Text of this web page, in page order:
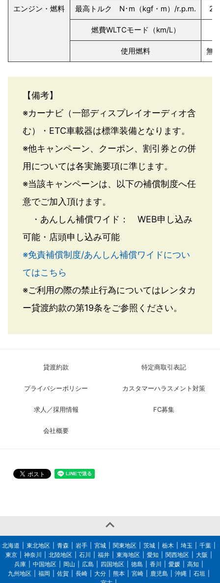
エンジン・燃料 最高トルク N･m（kgf・m）/r.p.m.
燃費WLTCモード（km/L）
使用燃料 無
【備考】
※カーナビ（一部ディスプレイオーディオ含
む）・ETC車載器は標準装備となります。
※他キャンペーン、クーポン、割引券との併
用については各実施要項に準じます。
※当該キャンペーンは、以下の補償制度へ任
意でご加入頂けます。
・あんしん補償ワイド： WEB申し込み
可能・店頭申し込み可能
※免責補償制度/あんしん補償ワイドについ
てはこちら
※ご利用の際の禁止行為についてはレンタカ
ー貸渡約款の第19条をご参照ください。
貸渡約款 特定商取引表記
プライバシーポリシー カスタマーハラスメント対策
求人／採用情報 FC募集
会社概要

北海道 東北地区 青森 岩手 宮城 関東地区 茨城 栃木 埼玉
千葉
東京
神奈川 北陸地区 石川 福井 東海地区 愛知 関西地区
大阪
兵庫
中国地区 岡山 広島 四国地区 徳島 香川 愛媛
高知
九州地区
福岡 佐賀 長崎 大分 熊本 宮崎 鹿児島 沖縄
石垣